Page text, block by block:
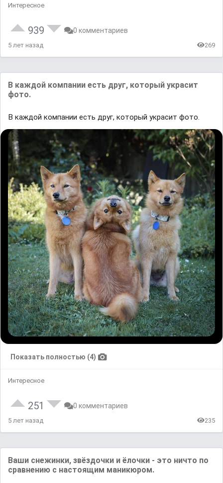
Интересное
939 0 комментариев
5 лет назад 269
В каждой компании есть друг, который украсит
фото.
В каждой компании есть друг, который украсит фото.
Показать полностью (4)
Интересное
251 0 комментариев
5 лет назад 235
Ваши снежинки, звёздочки и ёлочки - это ничто по
сравнению с настоящим маникюром.